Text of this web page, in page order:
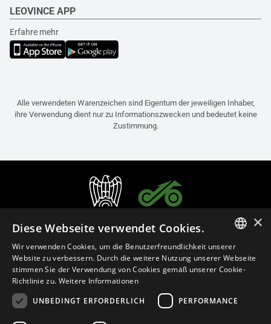
LEOVINCE APP
Erfahre mehr
Alle verwendeten Warenzeichen sind Eigentum der jeweiligen Inhaber,
ihre Verwendung dient nur zu Informationszwecken und bedeutet keine
Zustimmung.
Deutsch (Österreich)
ITALIAN
ENGLISH
×
Diese Webseite verwendet Cookies.
Wir verwenden Cookies, um die Benutzerfreundlichkeit unserer
Website zu verbessern. Durch die weitere Nutzung unserer Webseite
stimmen Sie der Verwendung von Cookies gemäß unserer Cookie-
Richtlinie zu. Weitere Informationen
UNBEDINGT ERFORDERLICH
PERFORMANCE